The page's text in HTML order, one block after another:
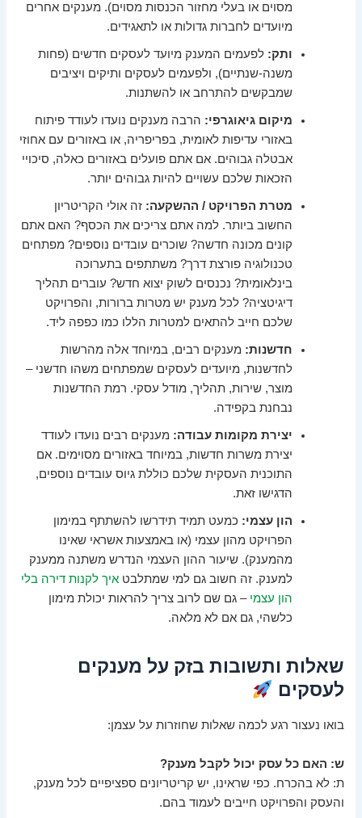
מסוים או בעלי מחזור הכנסות מסוים). מענקים אחרים
מיועדים לחברות גדולות או לתאגידים.
ותק: לפעמים המענק מיועד לעסקים חדשים (פחות
משנה-שנתיים), ולפעמים לעסקים ותיקים ויציבים
שמבקשים להתרחב או להשתנות.
מיקום גיאוגרפי: הרבה מענקים נועדו לעודד פיתוח
באזורי עדיפות לאומית, בפריפריה, או באזורים עם אחוזי
אבטלה גבוהים. אם אתם פועלים באזורים כאלה, סיכויי
הזכאות שלכם עשויים להיות גבוהים יותר.
מטרת הפרויקט / ההשקעה: זה אולי הקריטריון
החשוב ביותר. למה אתם צריכים את הכסף? האם אתם
קונים מכונה חדשה? שוכרים עובדים נוספים? מפתחים
טכנולוגיה פורצת דרך? משתתפים בתערוכה
בינלאומית? נכנסים לשוק יצוא חדש? עוברים תהליך
דיגיטציה? לכל מענק יש מטרות ברורות, והפרויקט
שלכם חייב להתאים למטרות הללו כמו כפפה ליד.
חדשנות: מענקים רבים, במיוחד אלה מהרשות
לחדשנות, מיועדים לעסקים שמפתחים משהו חדשני –
מוצר, שירות, תהליך, מודל עסקי. רמת החדשנות
נבחנת בקפידה.
יצירת מקומות עבודה: מענקים רבים נועדו לעודד
יצירת משרות חדשות, במיוחד באזורים מסוימים. אם
התוכנית העסקית שלכם כוללת גיוס עובדים נוספים,
הדגישו זאת.
הון עצמי: כמעט תמיד תידרשו להשתתף במימון
הפרויקט מהון עצמי (או באמצעות אשראי שאינו
מהמענק). שיעור ההון העצמי הנדרש משתנה ממענק
למענק. זה חשוב גם למי שמתלבטאיך לקנות דירה בלי
הון עצמי – גם שם לרוב צריך להראות יכולת מימון
כלשהי, גם אם לא מלאה.
שאלות ותשובות בזק על מענקים
לעסקים
בואו נעצור רגע לכמה שאלות שחוזרות על עצמן:
ש: האם כל עסק יכול לקבל מענק?
ת: לא בהכרח. כפי שראינו, יש קריטריונים ספציפיים לכל מענק,
והעסק והפרויקט חייבים לעמוד בהם.